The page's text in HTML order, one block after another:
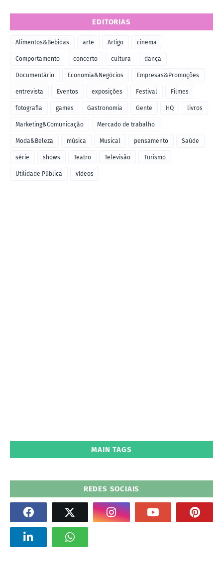
EDITORIAS
Alimentos&Bebidas arte Artigo cinema
Comportamento concerto cultura dança
Documentário Economia&Negócios Empresas&Promoções
entrevista Eventos exposições Festival Filmes
fotografia games Gastronomia Gente HQ livros
Marketing&Comunicação Mercado de trabalho
Moda&Beleza música Musical pensamento Saúde
série shows Teatro Televisão Turismo
Utilidade Pública vídeos
MAIN TAGS
REDES SOCIAIS